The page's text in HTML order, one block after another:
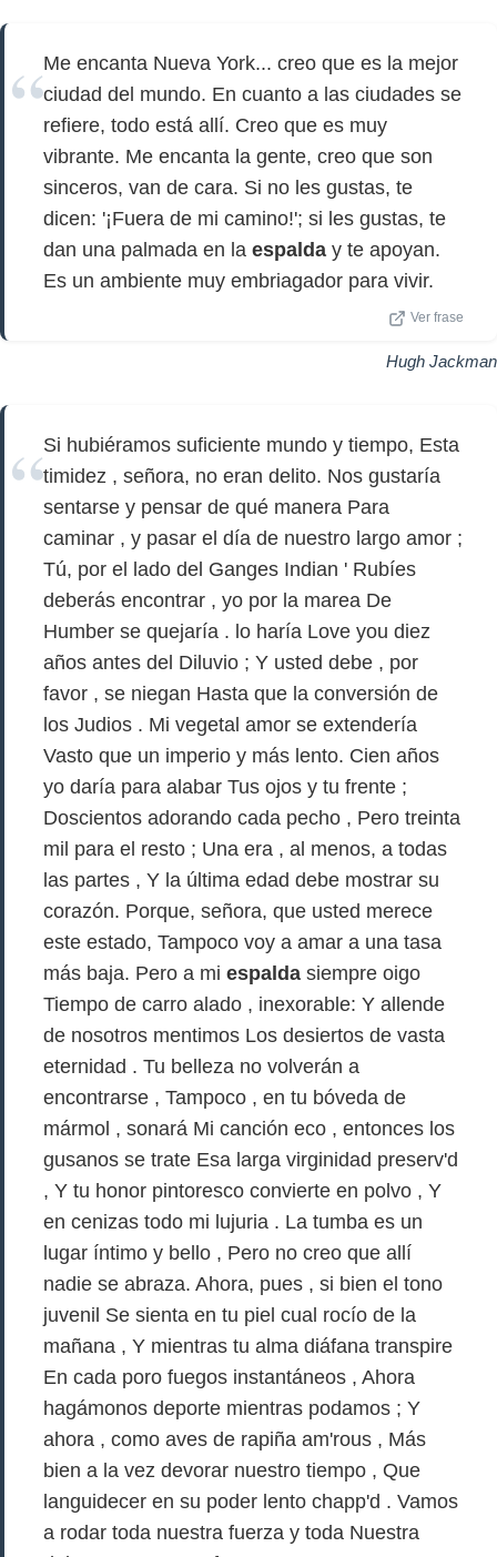
Me encanta Nueva York... creo que es la mejor
ciudad del mundo. En cuanto a las ciudades se
refiere, todo está allí. Creo que es muy
vibrante. Me encanta la gente, creo que son
sinceros, van de cara. Si no les gustas, te
dicen: '¡Fuera de mi camino!'; si les gustas, te
dan una palmada en la espalda y te apoyan.
Es un ambiente muy embriagador para vivir.
Ver frase
Hugh Jackman
Si hubiéramos suficiente mundo y tiempo, Esta
timidez , señora, no eran delito. Nos gustaría
sentarse y pensar de qué manera Para
caminar , y pasar el día de nuestro largo amor ;
Tú, por el lado del Ganges Indian ' Rubíes
deberás encontrar , yo por la marea De
Humber se quejaría . lo haría Love you diez
años antes del Diluvio ; Y usted debe , por
favor , se niegan Hasta que la conversión de
los Judios . Mi vegetal amor se extendería
Vasto que un imperio y más lento. Cien años
yo daría para alabar Tus ojos y tu frente ;
Doscientos adorando cada pecho , Pero treinta
mil para el resto ; Una era , al menos, a todas
las partes , Y la última edad debe mostrar su
corazón. Porque, señora, que usted merece
este estado, Tampoco voy a amar a una tasa
más baja. Pero a mi espalda siempre oigo
Tiempo de carro alado , inexorable: Y allende
de nosotros mentimos Los desiertos de vasta
eternidad . Tu belleza no volverán a
encontrarse , Tampoco , en tu bóveda de
mármol , sonará Mi canción eco , entonces los
gusanos se trate Esa larga virginidad preserv'd
, Y tu honor pintoresco convierte en polvo , Y
en cenizas todo mi lujuria . La tumba es un
lugar íntimo y bello , Pero no creo que allí
nadie se abraza. Ahora, pues , si bien el tono
juvenil Se sienta en tu piel cual rocío de la
mañana , Y mientras tu alma diáfana transpire
En cada poro fuegos instantáneos , Ahora
hagámonos deporte mientras podamos ; Y
ahora , como aves de rapiña am'rous , Más
bien a la vez devorar nuestro tiempo , Que
languidecer en su poder lento chapp'd . Vamos
a rodar toda nuestra fuerza y toda Nuestra